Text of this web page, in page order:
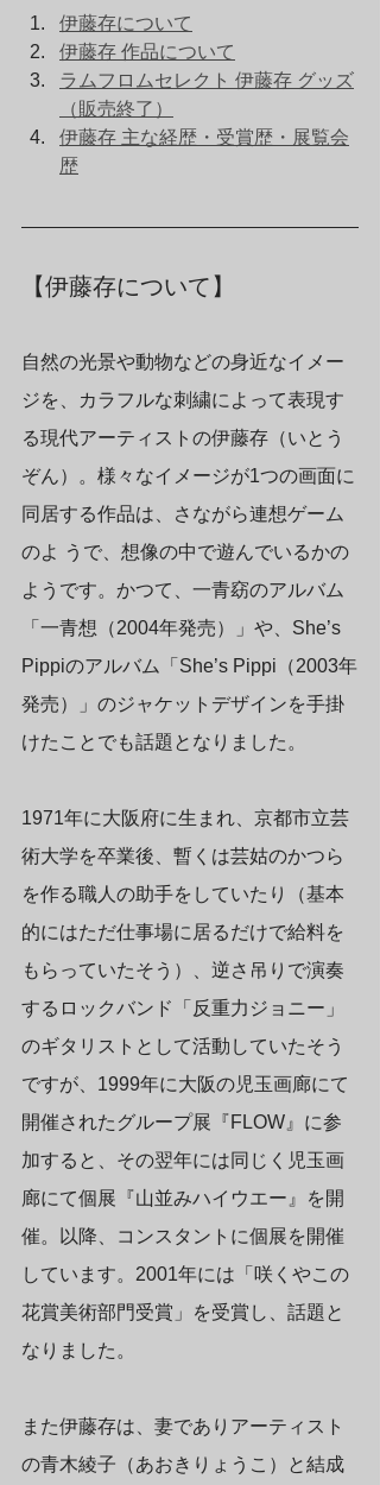
伊藤存について
伊藤存 作品について
ラムフロムセレクト 伊藤存 グッズ
（販売終了）
伊藤存 主な経歴・受賞歴・展覧会
歴
【伊藤存について】
自然の光景や動物などの身近なイメー
ジを、カラフルな刺繍によって表現す
る現代アーティストの伊藤存（いとう
ぞん）。様々なイメージが1つの画面に
同居する作品は、さながら連想ゲーム
のよ うで、想像の中で遊んでいるかの
ようです。かつて、一青窈のアルバム
「一青想（2004年発売）」や、She’s
Pippiのアルバム「She’s Pippi（2003年
発売）」のジャケットデザインを手掛
けたことでも話題となりました。
1971年に大阪府に生まれ、京都市立芸
術大学を卒業後、暫くは芸姑のかつら
を作る職人の助手をしていたり（基本
的にはただ仕事場に居るだけで給料を
もらっていたそう）、逆さ吊りで演奏
するロックバンド「反重力ジョニー」
のギタリストとして活動していたそう
ですが、1999年に大阪の児玉画廊にて
開催されたグループ展『FLOW』に参
加すると、その翌年には同じく児玉画
廊にて個展『山並みハイウエー』を開
催。以降、コンスタントに個展を開催
しています。2001年には「咲くやこの
花賞美術部門受賞」を受賞し、話題と
なりました。
また伊藤存は、妻でありアーティスト
の青木綾子（あおきりょうこ）と結成